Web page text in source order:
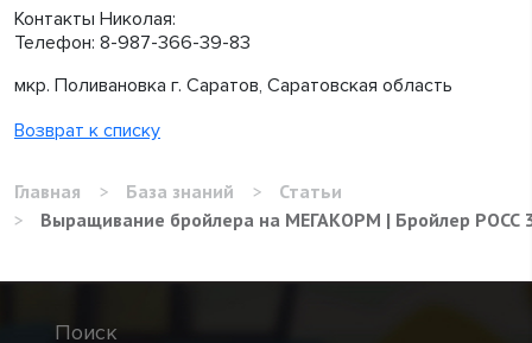
Контакты Николая:
Телефон: 8-987-366-39-83
мкр. Поливановка г. Саратов, Саратовская область
Возврат к списку
Главная > База знаний >
Статьи
>
Выращивание бройлера на МЕГАКОРМ | Бройлер РОСС